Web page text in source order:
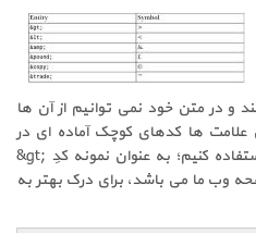
در متن خود نمی توانیم از آن ها
علامت ها کدهای کوچک آماده ای در
کنیم؛ به عنوان نمونه کدِ &gt;
وب ما می باشد، برای درک بهتر به